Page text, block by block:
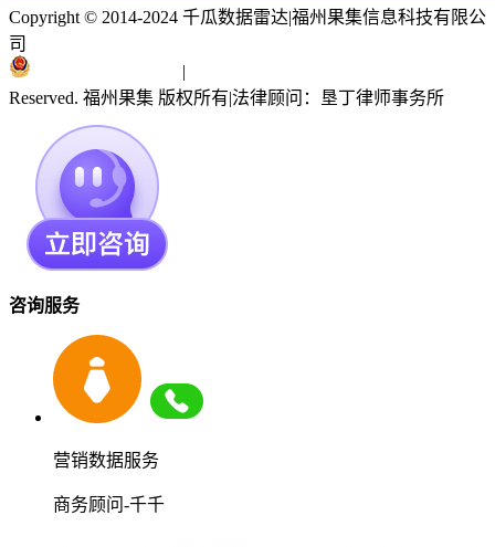
Copyright © 2014-2024 千瓜数据雷达|福州果集信息科技有限公
司
|
Reserved. 福州果集 版权所有|法律顾问：垦丁律师事务所
咨询服务
营销数据服务
商务顾问-千千